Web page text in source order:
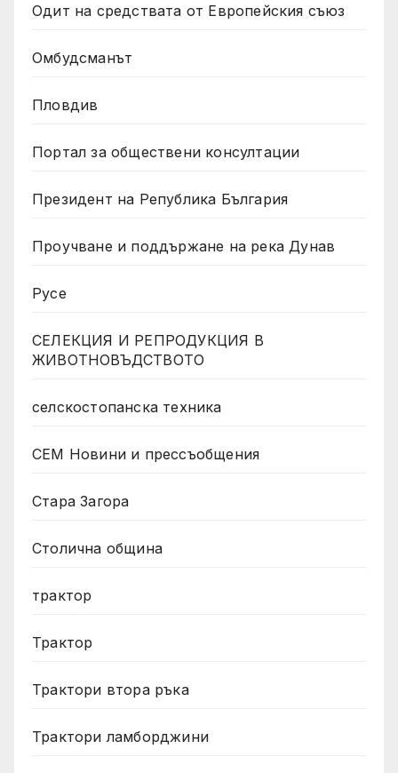
Одит на средствата от Европейския съюз
Омбудсманът
Пловдив
Портал за обществени консултации
Президент на Република България
Проучване и поддържане на река Дунав
Русе
СЕЛЕКЦИЯ И РЕПРОДУКЦИЯ В
ЖИВОТНОВЪДСТВОТО
селскостопанска техника
СЕМ Новини и прессъобщения
Стара Загора
Столична община
трактор
Трактор
Трактори втора ръка
Трактори ламборджини